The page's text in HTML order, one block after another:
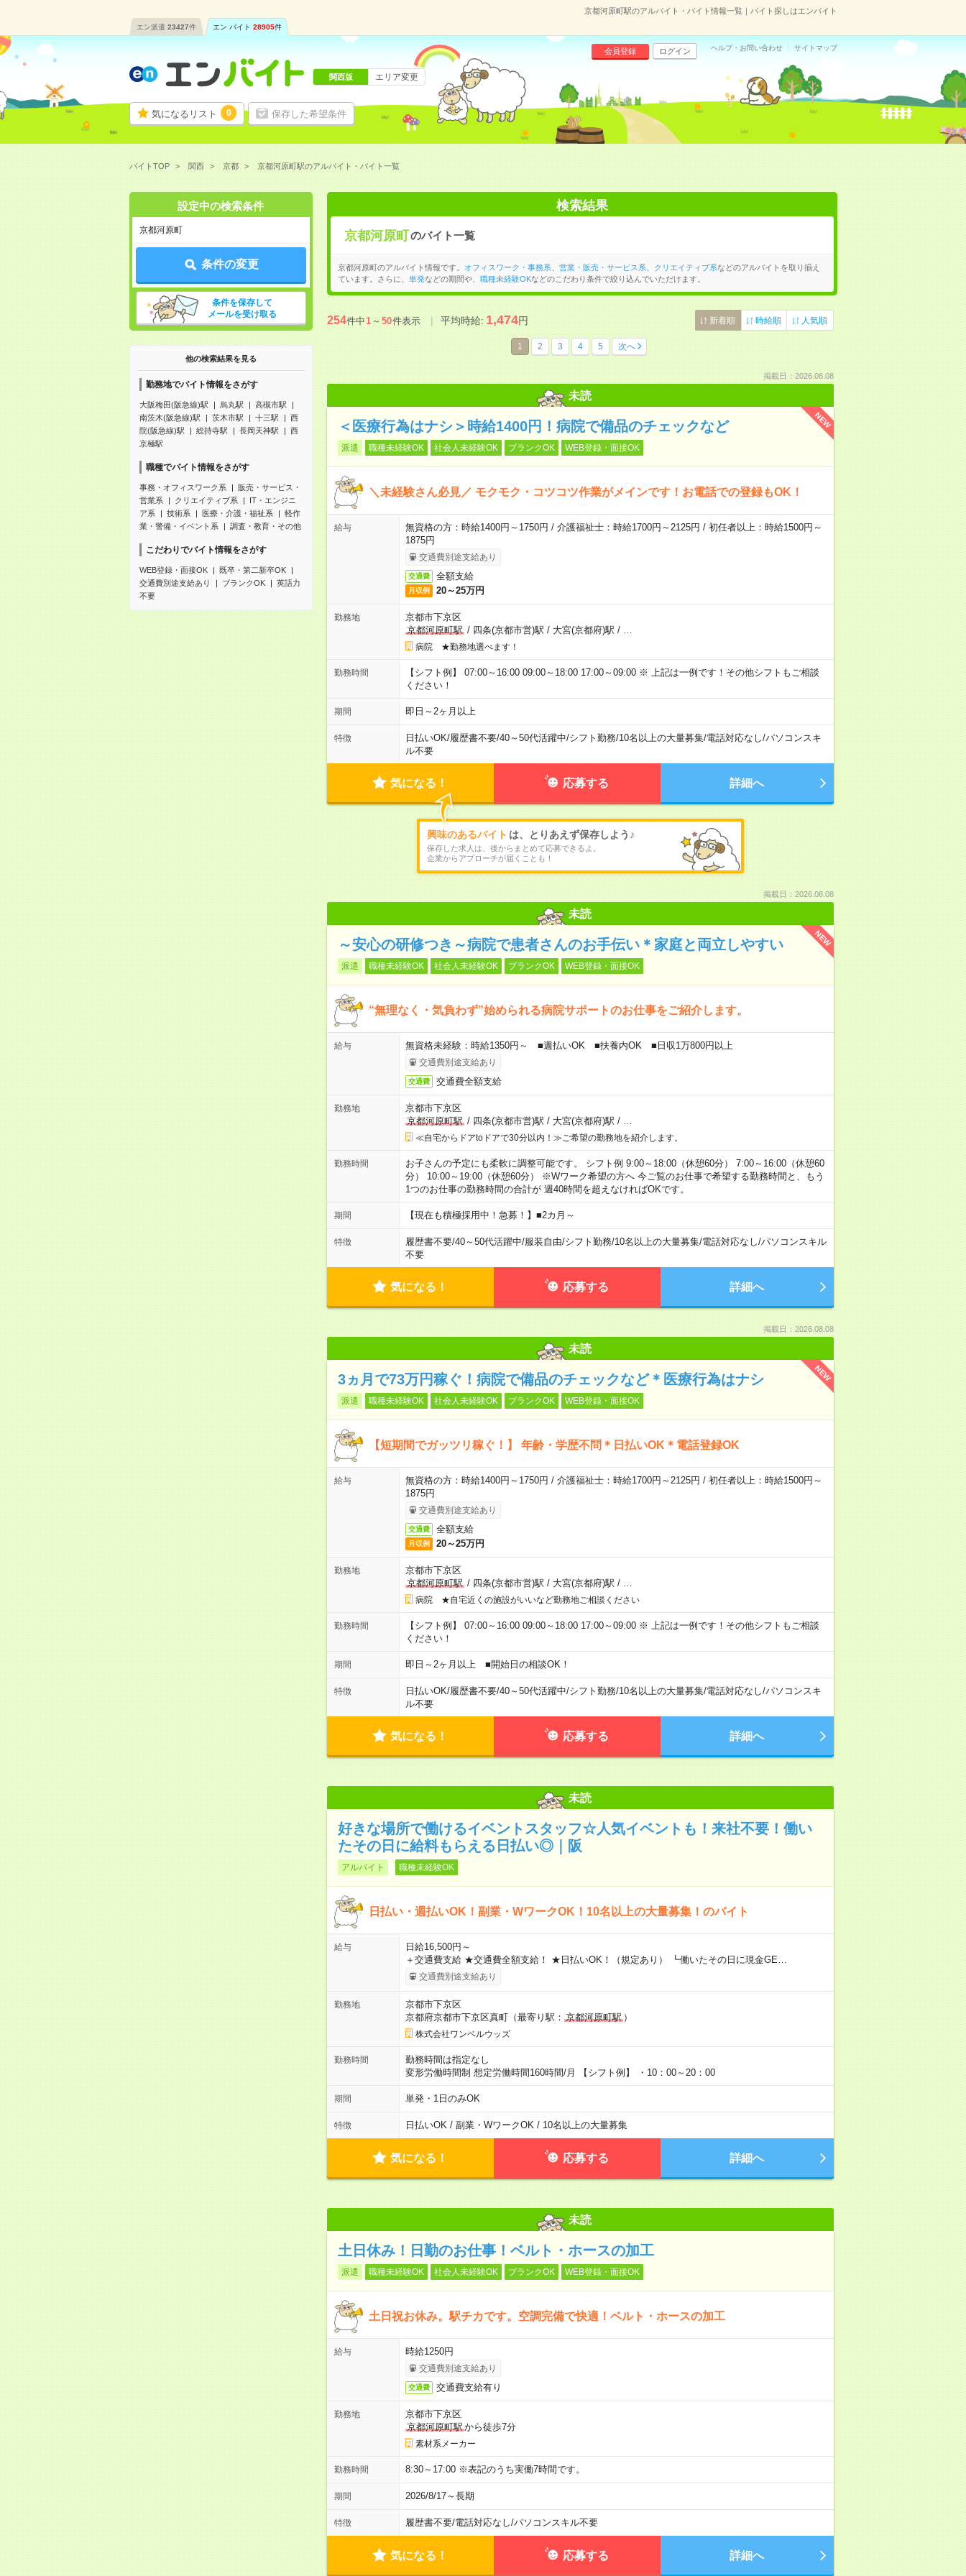
京都河原町駅のアルバイト・バイト情報一覧｜バイト探しはエンバイト
エン派遣 23427件 エン バイト 28905件
気になるリスト 0 保存した希望条件
会員登録 ログイン ヘルプ・お問い合わせ サイトマップ
関西版 エリア変更
バイトTOP 関西 京都 京都河原町駅のアルバイト・バイト一覧
設定中の検索条件
京都河原町
条件の変更
条件を保存して
メールを受け取る
他の検索結果を見る
勤務地でバイト情報をさがす
大阪梅田(阪急線)駅 烏丸駅
高槻市駅
南茨木(阪急線)駅
茨木市駅 十三駅
西
院(阪急線)駅
総持寺駅 長岡天神駅
西
京極駅
職種でバイト情報をさがす
事務・オフィスワーク系
販売・サービス・
営業系
クリエイティブ系
IT・エンジニ
ア系
技術系 医療・介護・福祉系
軽作
業・警備・イベント系
調査・教育・その他
こだわりでバイト情報をさがす
WEB登録・面接OK
既卒・第二新卒OK
交通費別途支給あり
ブランクOK
英語力
不要
検索結果
京都河原町のバイト一覧
京都河原町のアルバイト情報です。 オフィスワーク・事務系 営業・販売・サービス系 クリエイティブ系などのアルバイトを取り揃え
ています。さらに、
単発などの期間や、 職種未経験OKなどのこだわり条件で絞り込んでいただけます。
254件中1～50件表示 平均時給:1,474円 新着順 時給順 人気順
1 2 3 4 5 次へ
掲載日：2026.08.08
未読
NEW
＜医療行為はナシ＞時給1400円！病院で備品のチェックなど
派遣 職種未経験OK 社会人未経験OK ブランクOK WEB登録・面接OK
＼未経験さん必見／ モクモク・コツコツ作業がメインです！お電話での登録もOK！
給与
無資格の方：時給1400円～1750円 / 介護福祉士：時給1700円～2125円 / 初任者以上：時給1500円～
1875円
交通費別途支給あり
交通費 全額支給
月収例 20～25万円
勤務地
京都市下京区
京都河原町駅/ 四条(京都市営)駅 / 大宮(京都府)駅 /
病院 ★勤務地選べます！
勤務時間
【シフト例】 07:00～16:00 09:00～18:00 17:00～09:00 ※ 上記は一例です！その他シフトもご相談
ください！
期間 即日～2ヶ月以上
特徴 日払いOK/履歴書不要/40～50代活躍中/シフト勤務/10名以上の大量募集/電話対応なし/パソコンスキ
ル不要
気になる！ 応募する 詳細へ
興味のあるバイト は、とりあえず保存しよう♪
保存した求人は、後からまとめて応募できるよ。
企業からアプローチが届くことも！
掲載日：2026.08.08
未読
NEW
～安心の研修つき～病院で患者さんのお手伝い＊家庭と両立しやすい
派遣 職種未経験OK 社会人未経験OK ブランクOK WEB登録・面接OK
“無理なく・気負わず”始められる病院サポートのお仕事をご紹介します。
給与 無資格未経験：時給1350円～ ■週払いOK ■扶養内OK ■日収1万800円以上
交通費別途支給あり
交通費 交通費全額支給
勤務地
京都市下京区
京都河原町駅/ 四条(京都市営)駅 / 大宮(京都府)駅 /
≪自宅からドアtoドアで30分以内！≫ご希望の勤務地を紹介します。
勤務時間
お子さんの予定にも柔軟に調整可能です。 シフト例 9:00～18:00（休憩60分） 7:00～16:00（休憩60
分） 10:00～19:00（休憩60分） ※Wワーク希望の方へ 今ご覧のお仕事で希望する勤務時間と、もう
1つのお仕事の勤務時間の合計が 週40時間を超えなければOKです。
期間 【現在も積極採用中！急募！】■2カ月～
特徴 履歴書不要/40～50代活躍中/服装自由/シフト勤務/10名以上の大量募集/電話対応なし/パソコンスキル
不要
気になる！ 応募する 詳細へ
掲載日：2026.08.08
未読
NEW
3ヵ月で73万円稼ぐ！病院で備品のチェックなど＊医療行為はナシ
派遣 職種未経験OK 社会人未経験OK ブランクOK WEB登録・面接OK
【短期間でガッツリ稼ぐ！】 年齢・学歴不問＊日払いOK＊電話登録OK
給与
無資格の方：時給1400円～1750円 / 介護福祉士：時給1700円～2125円 / 初任者以上：時給1500円～
1875円
交通費別途支給あり
交通費 全額支給
月収例 20～25万円
勤務地
京都市下京区
京都河原町駅/ 四条(京都市営)駅 / 大宮(京都府)駅 /
病院 ★自宅近くの施設がいいなど勤務地ご相談ください
勤務時間
【シフト例】 07:00～16:00 09:00～18:00 17:00～09:00 ※ 上記は一例です！その他シフトもご相談
ください！
期間 即日～2ヶ月以上 ■開始日の相談OK！
特徴 日払いOK/履歴書不要/40～50代活躍中/シフト勤務/10名以上の大量募集/電話対応なし/パソコンスキ
ル不要
気になる！ 応募する 詳細へ
未読
好きな場所で働けるイベントスタッフ☆人気イベントも！来社不要！働い
たその日に給料もらえる日払い◎｜阪
アルバイト 職種未経験OK
日払い・週払いOK！副業・WワークOK！10名以上の大量募集！のバイト
給与
日給16,500円～
＋交通費支給 ★交通費全額支給！ ★日払いOK！（規定あり） ┗働いたその日に現金GE…
交通費別途支給あり
勤務地
京都市下京区
京都府京都市下京区真町（最寄り駅： 京都河原町駅）
株式会社ワンベルウッズ
勤務時間
勤務時間は指定なし
変形労働時間制 想定労働時間160時間/月 【シフト例】 ・10：00～20：00
期間 単発・1日のみOK
特徴 日払いOK / 副業・WワークOK / 10名以上の大量募集
気になる！ 応募する 詳細へ
未読
土日休み！日勤のお仕事！ベルト・ホースの加工
派遣 職種未経験OK 社会人未経験OK ブランクOK WEB登録・面接OK
土日祝お休み。駅チカです。空調完備で快適！ベルト・ホースの加工
給与 時給1250円
交通費別途支給あり
交通費 交通費支給有り
勤務地
京都市下京区
京都河原町駅から徒歩7分
素材系メーカー
勤務時間 8:30～17:00 ※表記のうち実働7時間です。
期間 2026/8/17～長期
特徴 履歴書不要/電話対応なし/パソコンスキル不要
気になる！ 応募する 詳細へ